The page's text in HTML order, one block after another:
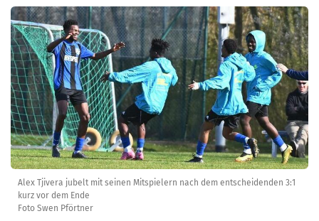
Alex Tjivera jubelt mit seinen Mitspielern nach dem entscheidenden 3:1
kurz vor dem Ende
Foto Swen Pförtner